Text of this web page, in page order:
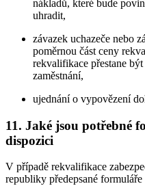
nákladů, které bude
uhradit,
závazek uchazeče nebo
poměrnou část ceny
rekvalifikace přestane
zaměstnání,
ujednání o vypovězení
11. Jaké jsou potřebné
dispozici
V případě rekvalifikace
republiky předepsané formuláře